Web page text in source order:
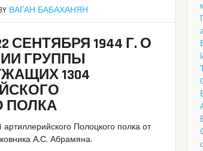
ВАГАН БАБАХАНЯН
СЕНТЯБРЯ 1944 Г. О
ГРУППЫ
1304
ПОЛКА
Полоцкого полка от
А.С. Абрамяна.